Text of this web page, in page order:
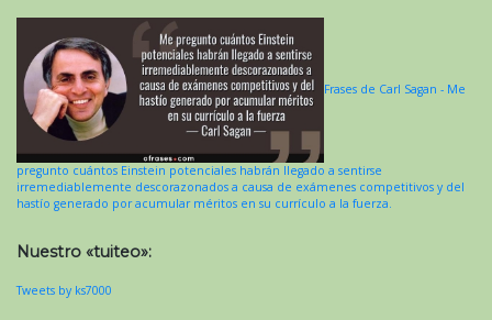
Frases de Carl Sagan - Me
pregunto cuántos Einstein potenciales habrán llegado a sentirse
irremediablemente descorazonados a causa de exámenes competitivos y del
hastío generado por acumular méritos en su currículo a la fuerza.
Nuestro «tuiteo»:
Tweets by ks7000